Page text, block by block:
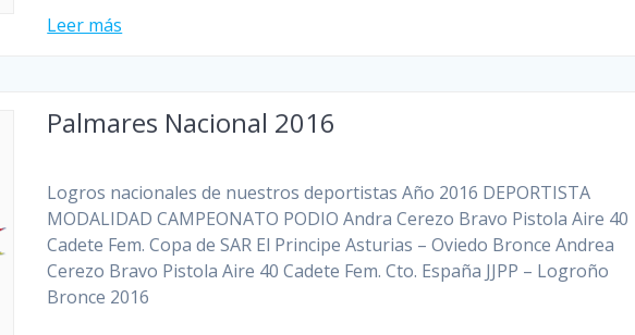
Leer más
Palmares Nacional 2016
Logros nacionales de nuestros deportistas Año 2016 DEPORTISTA
MODALIDAD CAMPEONATO PODIO Andra Cerezo Bravo Pistola Aire 40
Cadete Fem. Copa de SAR El Principe Asturias – Oviedo Bronce Andrea
Cerezo Bravo Pistola Aire 40 Cadete Fem. Cto. España JJPP – Logroño
Bronce 2016